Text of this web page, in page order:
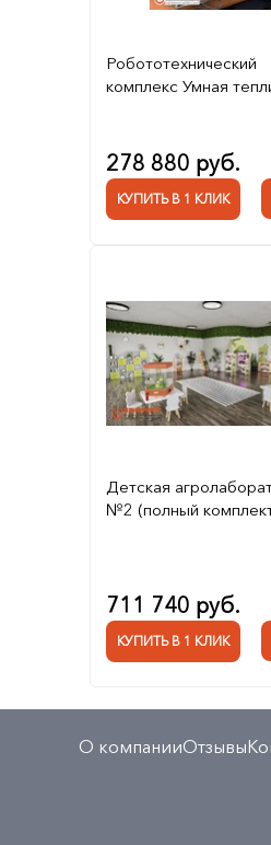
Робототехнический
комплекс Умная
278 880 руб.
КУПИТЬ В 1 КЛИК
Детская
№2 (полный
711 740 руб.
КУПИТЬ В 1 КЛИК
О компанииОтзывы